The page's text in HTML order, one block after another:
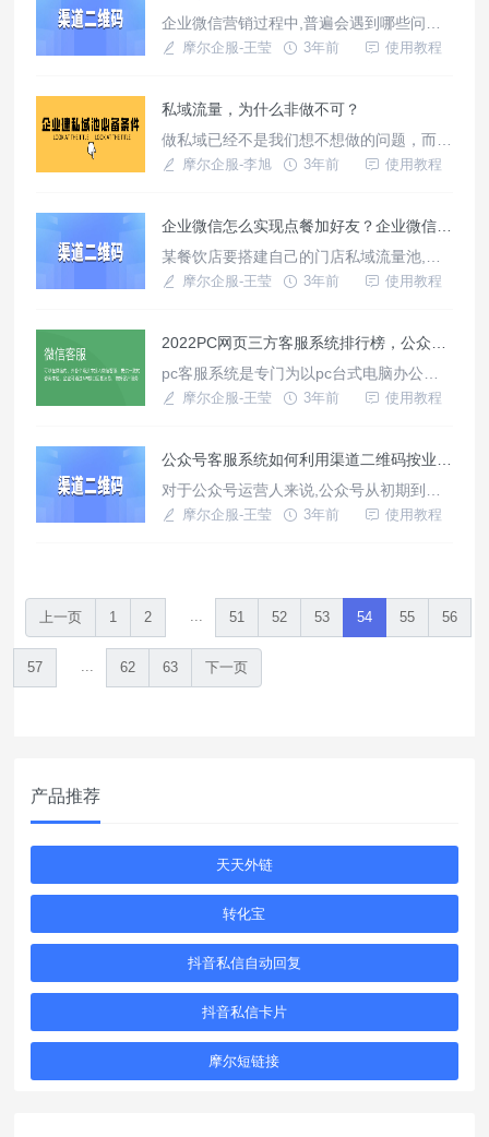
和推广.
企业微信营销过程中,普遍会遇到哪些问题
了? 1.客户来源于哪个渠道复杂,不知道如何
动加好友数量过多容易被微信官方风控；5.
企业微信二维码的有效期只有7天,有时不能
及时更新；6. 企微自带活码无法查看引流
详细数据。
摩尔企服-王莹 3年前 使用教程
私域流量，为什么非做不可？
做私域已经不是我们想不想做的问题，而是
必须做，不得不做的事情！
摩尔企服-李旭 3年前 使用教程
某餐饮店要搭建自己的门店私域流量池,希
望的引流方式是顾客扫码点餐时，引导每一
企微的客户，引导添加员工企微，添加后自
动回复点餐链接或点餐小程序；另一方面已
经添加过员工企微的的老客户，扫码直接进
入点餐页面。最终的目的是培养用户的
摩尔企服-王莹 3年前 使用教程
pc客服系统是专门为以pc台式电脑办公为
主的企业客服人员提供的客户管理软件,能
可以通过页面悬浮聊天窗口直接与客服沟
通.还可以在企业网站上配置网站客服按
钮，用户进入网站后通过客服按钮来咨询问
题。
摩尔企服-王莹 3年前 使用教程
对于公众号运营人来说,公众号从初期到后
期的运营发展中,业务也会越来越复杂多变,
还可以方便公众号运营人更精准的维护用户
人群.
摩尔企服-王莹 3年前 使用教程
上一页 1 2 ... 51 52 53 54 55 56
57 ... 62 63 下一页
产品推荐
天天外链
转化宝
抖音私信自动回复
抖音私信卡片
摩尔短链接